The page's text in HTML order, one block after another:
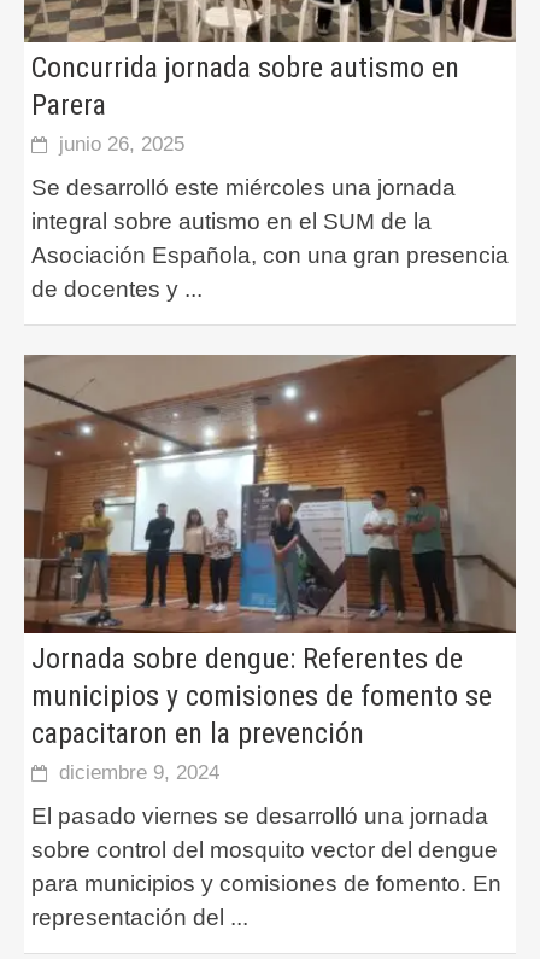
Concurrida jornada sobre autismo en
Parera
junio 26, 2025
Se desarrolló este miércoles una jornada
integral sobre autismo en el SUM de la
Asociación Española, con una gran presencia
de docentes y ...
Jornada sobre dengue: Referentes de
municipios y comisiones de fomento se
capacitaron en la prevención
diciembre 9, 2024
El pasado viernes se desarrolló una jornada
sobre control del mosquito vector del dengue
para municipios y comisiones de fomento. En
representación del ...